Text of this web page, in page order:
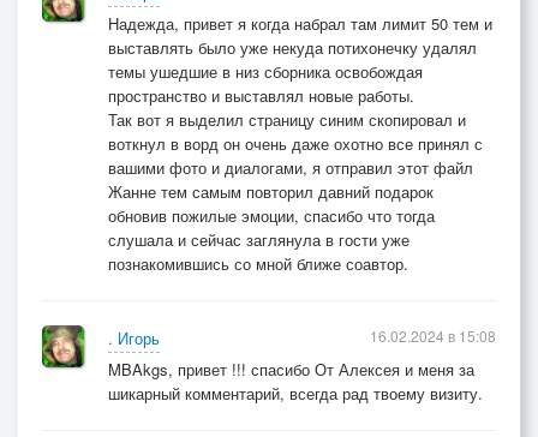
Надежда, привет я когда набрал там лимит 50 тем и
выставлять было уже некуда потихонечку удалял
темы ушедшие в низ сборника освобождая
пространство и выставлял новые работы.
Так вот я выделил страницу синим скопировал и
воткнул в ворд он очень даже охотно все принял с
вашими фото и диалогами, я отправил этот файл
Жанне тем самым повторил давний подарок
обновив пожилые эмоции, спасибо что тогда
слушала и сейчас заглянула в гости уже
познакомившись со мной ближе соавтор.
. Игорь
MBAkgs, привет !!! спасибо От Алексея и меня за
шикарный комментарий, всегда рад твоему визиту.
16.02.2024 в 15:08